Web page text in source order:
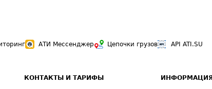
АТИ Мессенджер Цепочки грузов API ATI.SU
КОНТАКТЫ И ТАРИФЫ ИНФОРМАЦИЯ